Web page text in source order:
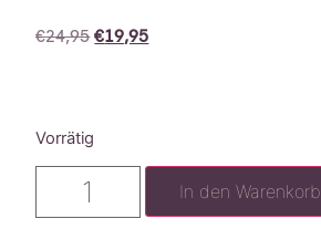
€24,95 €19,95
Vorrätig
In den Warenkorb